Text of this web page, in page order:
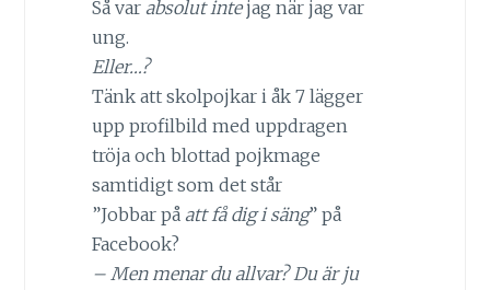
Så var absolut intejag när jag var
ung.
Eller…?
Tänk att skolpojkar i åk 7 lägger
upp profilbild med uppdragen
tröja och blottad pojkmage
samtidigt som det står
”Jobbar på att få dig i säng” på
Facebook?
– Men menar du allvar? Du är ju